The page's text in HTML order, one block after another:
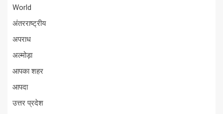
World
अंतरराष्ट्रीय
अपराध
अल्मोड़ा
आपका शहर
आपदा
उत्तर प्रदेश